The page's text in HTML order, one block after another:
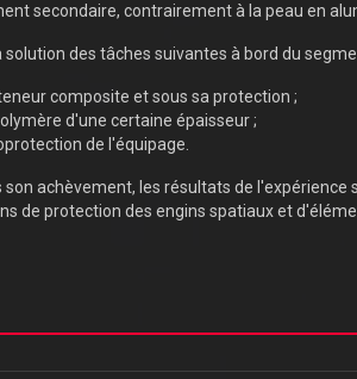
secondaire, contrairement à la peau en
des tâches suivantes à bord du
composite et sous sa protection ;
d'une certaine épaisseur ;
de l'équipage.
achèvement, les résultats de l'expérience
de protection des engins spatiaux et